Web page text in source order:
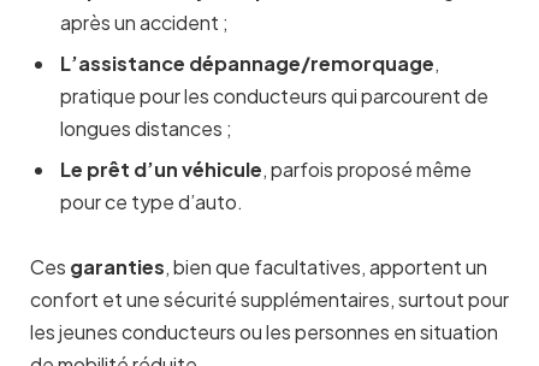
après un accident ;
L’assistance dépannage/remorquage,
pratique pour les conducteurs qui parcourent de
longues distances ;
Le prêt d’un véhicule, parfois proposé même
pour ce type d’auto.
Ces garanties, bien que facultatives, apportent un
confort et une sécurité supplémentaires, surtout pour
les jeunes conducteurs ou les personnes en situation